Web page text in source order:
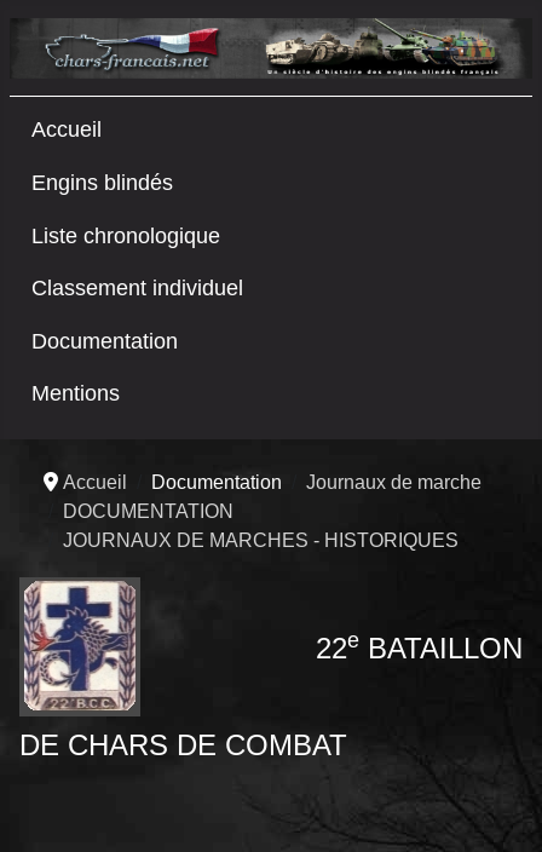
Accueil
Engins blindés
Liste chronologique
Classement individuel
Documentation
Mentions
Accueil Documentation
Journaux de marche
DOCUMENTATION
JOURNAUX DE MARCHES - HISTORIQUES
22eBATAILLON
DE CHARS DE COMBAT